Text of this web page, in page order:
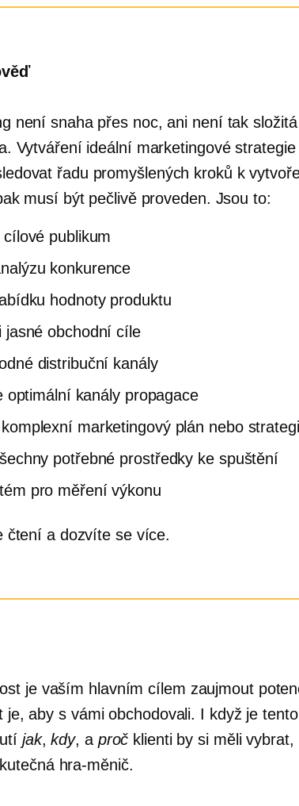
není snaha přes noc, ani není tak
Vytváření ideální marketingové strategie
řadu promyšlených kroků k
musí být pečlivě proveden. Jsou to:
publikum
konkurence
hodnoty produktu
jasné obchodní cíle
distribuční kanály
optimální kanály propagace
marketingový plán nebo
potřebné prostředky ke spuštění
pro měření výkonu
čtení a dozvíte se více.
je vaším hlavním cílem zaujmout
je, aby s vámi obchodovali. I když je
jak,kdy, a proč klienti by si měli vybrat,
hra-měnič.